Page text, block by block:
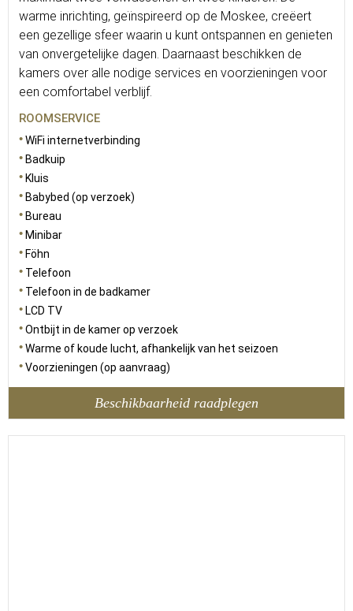
warme inrichting, geïnspireerd op de Moskee, creëert
een gezellige sfeer waarin u kunt ontspannen en genieten
van onvergetelijke dagen. Daarnaast beschikken de
kamers over alle nodige services en voorzieningen voor
een comfortabel verblijf.
ROOMSERVICE
WiFi internetverbinding
Badkuip
Kluis
Babybed (op verzoek)
Bureau
Minibar
Föhn
Telefoon
Telefoon in de badkamer
LCD TV
Ontbijt in de kamer op verzoek
Warme of koude lucht, afhankelijk van het seizoen
Voorzieningen (op aanvraag)
Beschikbaarheid raadplegen